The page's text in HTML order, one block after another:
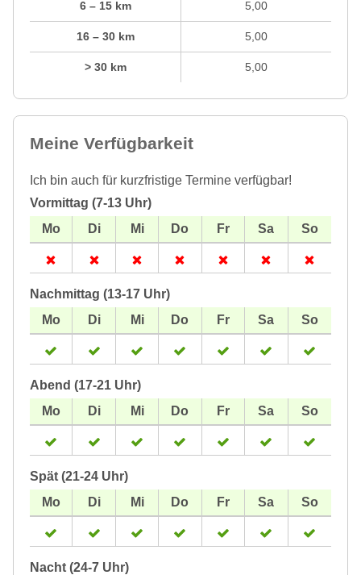
6 – 15 km
16 – 30 km
> 30 km
5,00
5,00
5,00
Meine Verfügbarkeit
Ich bin auch für kurzfristige Termine verfügbar!
Vormittag (7-13 Uhr)
Nachmittag (13-17 Uhr)
Abend (17-21 Uhr)
Spät (21-24 Uhr)
Nacht (24-7 Uhr)